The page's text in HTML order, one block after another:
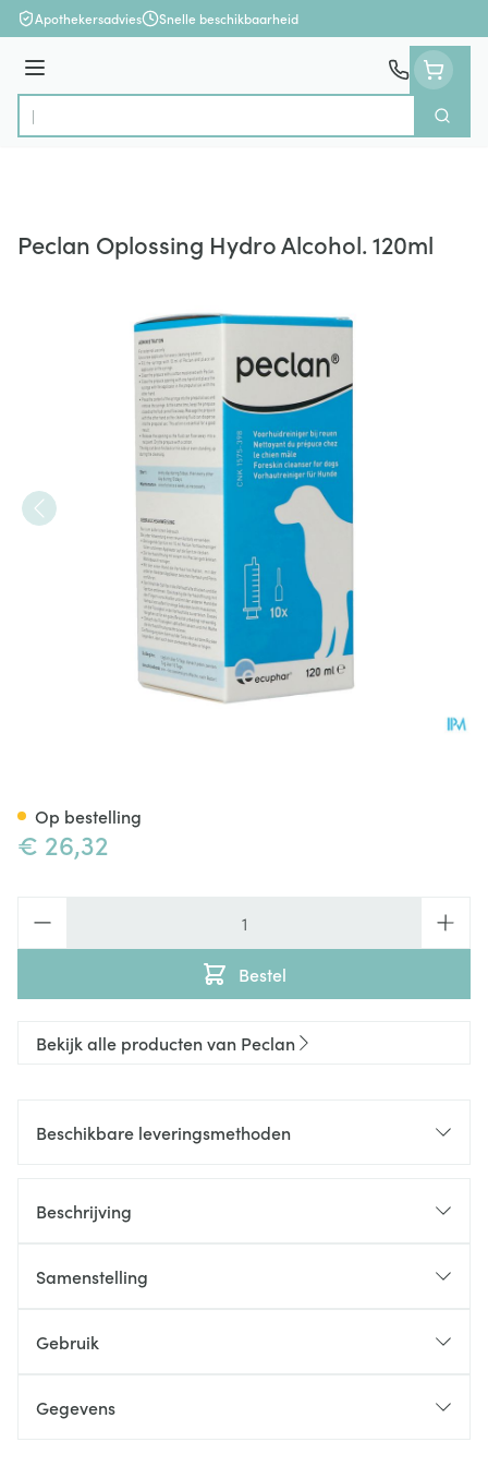
Ga naar de inhoud
Apothekersadvies Snelle beschikbaarheid
Menu
Product, merk, categorie...
Zoek
Peclan Oplossing Hydro Alcohol. 120ml
€ 26,32
Bestel
Op bestelling
Bekijk alle producten van Peclan
Beschikbare leveringsmethoden
Beschrijving
Samenstelling
Gebruik
Gegevens